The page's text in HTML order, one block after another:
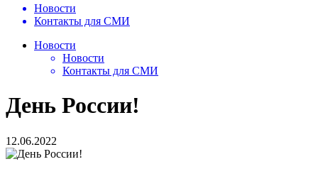
Новости
Контакты для СМИ
Новости
Новости
Контакты для СМИ
День России!
12.06.2022